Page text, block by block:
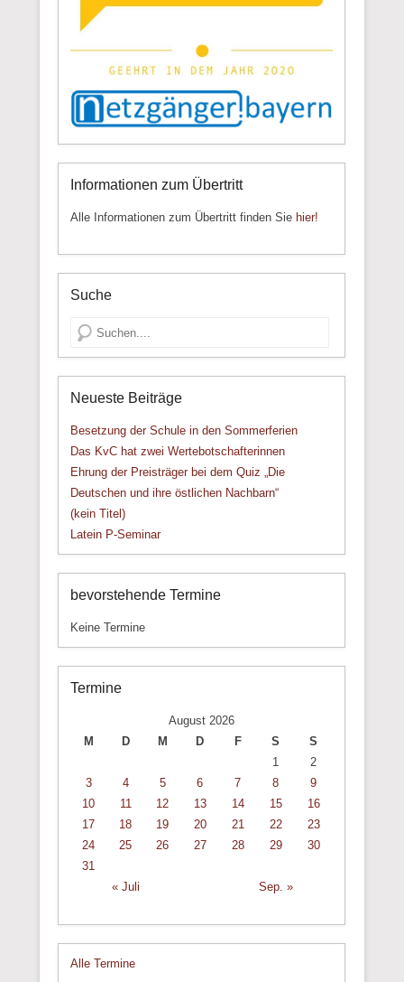
Informationen zum Übertritt
Alle Informationen zum Übertritt finden Sie hier!
Suche
Suche
Neueste Beiträge
Besetzung der Schule in den Sommerferien
Das KvC hat zwei Wertebotschafterinnen
Ehrung der Preisträger bei dem Quiz „Die
Deutschen und ihre östlichen Nachbarn“
(kein Titel)
Latein P-Seminar
bevorstehende Termine
Keine Termine
Termine
August 2026
M
D M D F S
S
1
2
3
4 5 6 7 8
9
10
11 12 13 14 15
16
17
18 19 20 21 22
23
24
25 26 27 28 29
30
31
« Juli
Sep. »
Alle Termine